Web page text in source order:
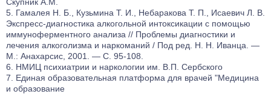
Гамалея Н. Б., Кузьмина Т. И., Небаракова Т. П., Исаевич Л. В.
Экспресс-диагностика алкогольной интоксикации с помощью
иммуноферментного анализа // Проблемы диагностики и
лечения алкоголизма и наркоманий / Под ред. Н. Н. Иванца. —
М.: Анахарсис, 2001. — С. 95-108.
НМИЦ психиатрии и наркологии им. В.П. Сербского
Единая образовательная платформа для врачей "Медицина
и образование